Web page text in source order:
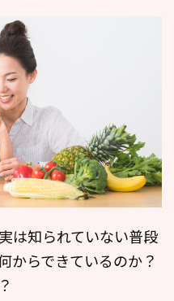
は知られていない普段
からできているのか？